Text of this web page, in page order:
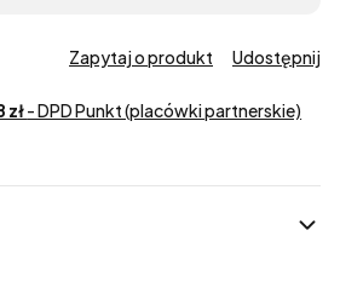
Zapytaj o produkt Udostępnij
zł- DPD Punkt (placówki partnerskie)